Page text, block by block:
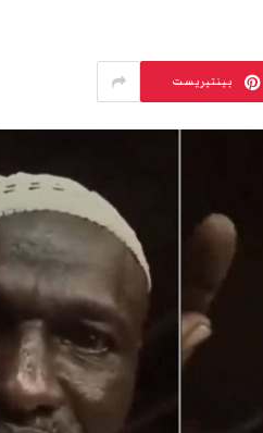
بينتيريست